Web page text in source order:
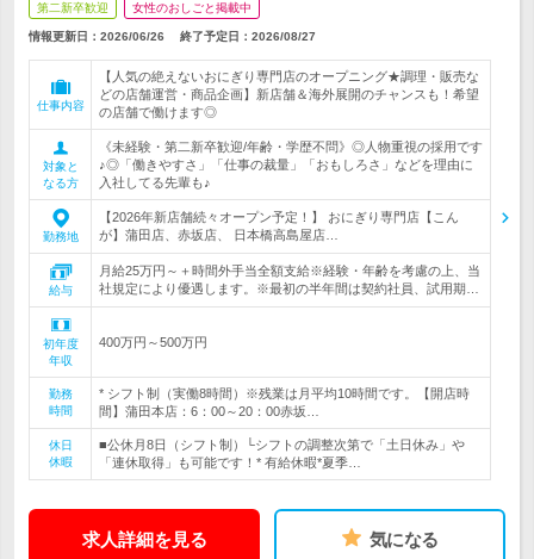
第二新卒歓迎 女性のおしごと掲載中
情報更新日：2026/06/26 終了予定日： 2026/08/27
仕事内容
【人気の絶えないおにぎり専門店のオープニング★調理・販売な
どの店舗運営・商品企画】新店舗＆海外展開のチャンスも！希望
の店舗で働けます◎
対象と
なる方
《未経験・第二新卒歓迎/年齢・学歴不問》◎人物重視の採用です
♪◎「働きやすさ」「仕事の裁量」「おもしろさ」などを理由に
入社してる先輩も♪
勤務地
【2026年新店舗続々オープン予定！】 おにぎり専門店【こん
が】蒲田店、赤坂店、 日本橋高島屋店…
給与
月給25万円～＋時間外手当全額支給※経験・年齢を考慮の上、当
社規定により優遇します。※最初の半年間は契約社員、試用期…
初年度
年収
400万円～500万円
勤務
時間
* シフト制（実働8時間）※残業は月平均10時間です。【開店時
間】蒲田本店：6：00～20：00赤坂…
休日
休暇
■公休月8日（シフト制）└シフトの調整次第で「土日休み」や
「連休取得」も可能です！* 有給休暇*夏季…
求人詳細を見る 気になる